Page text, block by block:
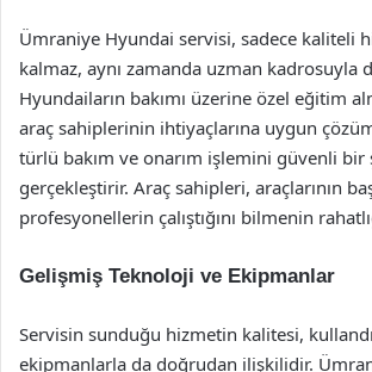
Ümraniye Hyundai servisi, sadece kaliteli
kalmaz, aynı zamanda uzman kadrosuyla
Hyundaiların bakımı üzerine özel eğitim
araç sahiplerinin ihtiyaçlarına uygun
türlü bakım ve onarım işlemini güvenli bir
gerçekleştirir. Araç sahipleri, araçlarının
profesyonellerin çalıştığını bilmenin
Gelişmiş Teknoloji ve Ekipmanlar
Servisin sunduğu hizmetin kalitesi,
ekipmanlarla da doğrudan ilişkilidir.